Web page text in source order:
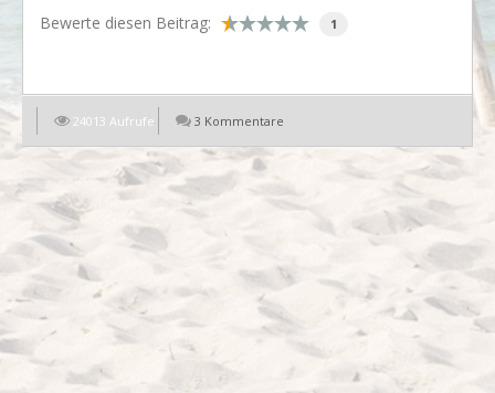
Kramkiste
Kontaktformular
Bewerte diesen Beitrag: 1
24013 Aufrufe 3 Kommentare